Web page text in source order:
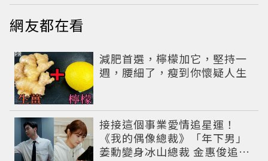
網友都在看
減肥首選，檸檬加它，堅持一
週，腰細了，瘦到你懷疑人生
PR
接接這個事業愛情追星運！
《我的偶像總裁》「年下男」
姜勳變身冰山總裁 金惠俊追星